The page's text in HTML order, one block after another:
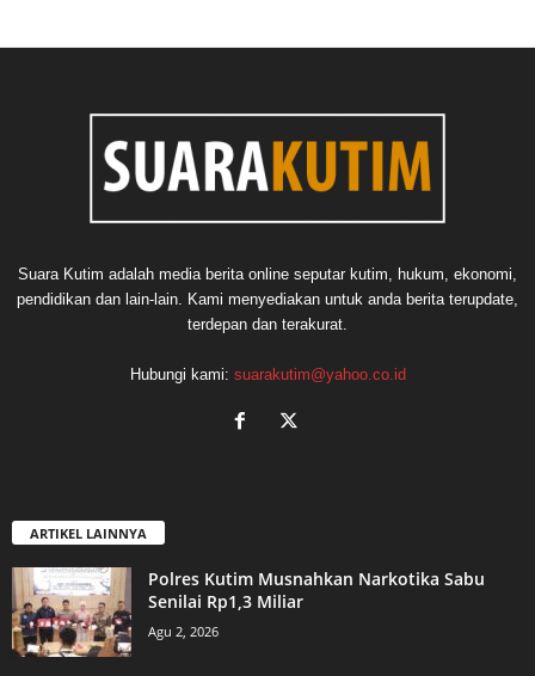
Suara Kutim adalah media berita online seputar kutim, hukum, ekonomi,
pendidikan dan lain-lain. Kami menyediakan untuk anda berita terupdate,
terdepan dan terakurat.
Hubungi kami: suarakutim@yahoo.co.id
ARTIKEL LAINNYA
Polres Kutim Musnahkan Narkotika Sabu
Senilai Rp1,3 Miliar
Agu 2, 2026